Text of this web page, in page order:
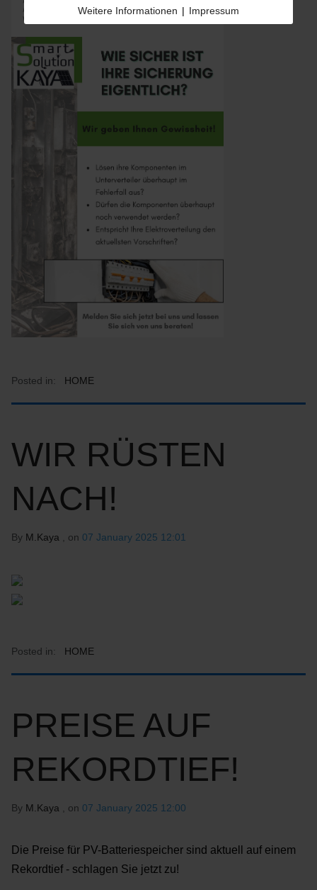
Posted in: HOME
WIR RÜSTEN
NACH!
By M.Kaya , on 07 January 2025 12:01
Posted in: HOME
PREISE AUF
REKORDTIEF!
By M.Kaya , on 07 January 2025 12:00
Die Preise für PV-Batteriespeicher sind aktuell auf einem
Rekordtief - schlagen Sie jetzt zu!
Weitere Informationen | Impressum